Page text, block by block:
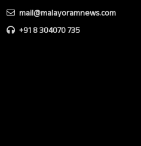
mail@malayoramnews.com
+91 8 304070 735